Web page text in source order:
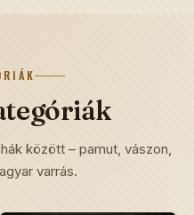
között – pamut, vászon,
varrás.